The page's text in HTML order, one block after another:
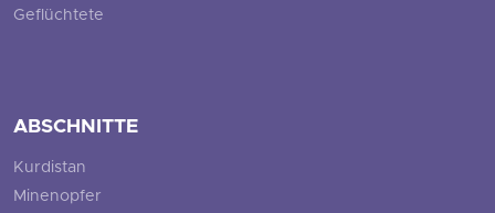
Geflüchtete
ABSCHNITTE
Kurdistan
Minenopfer